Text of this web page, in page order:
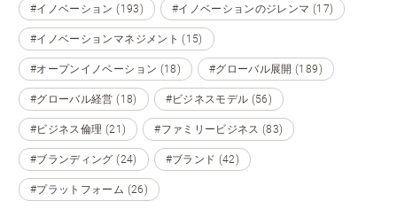
#イノベーション (193) #イノベーションのジレンマ (17)
#イノベーションマネジメント (15)
#オープンイノベーション (18) #グローバル展開 (189)
#グローバル経営 (18) #ビジネスモデル (56)
#ビジネス倫理 (21) #ファミリービジネス (83)
#ブランディング (24) #ブランド (42)
#プラットフォーム (26)